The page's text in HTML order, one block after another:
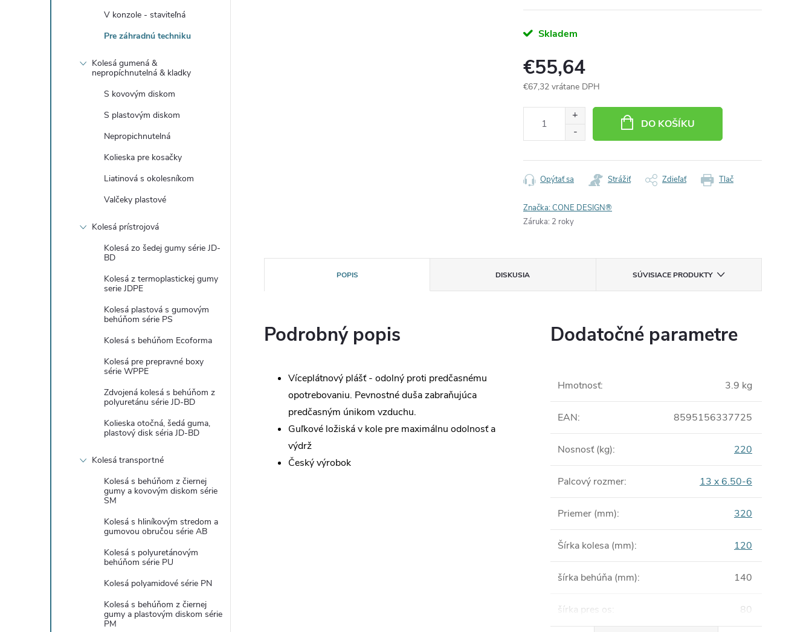
V konzole - staviteľná
Pre záhradnú techniku
Kolesá gumená &
nepropíchnutelná & kladky
S kovovým diskom
S plastovým diskom
Nepropichnutelná
Kolieska pre kosačky
Liatinová s okolesníkom
Valčeky plastové
Kolesá prístrojová
Kolesá zo šedej gumy série JD-
BD
Kolesá z termoplastickej gumy
serie JDPE
Kolesá plastová s gumovým
behúňom série PS
Kolesá s behúňom Ecoforma
Kolesá pre prepravné boxy
série WPPE
Zdvojená kolesá s behúňom z
polyuretánu série JD-BD
Kolieska otočná, šedá guma,
plastový disk séria JD-BD
Kolesá transportné
Kolesá s behúňom z čiernej
gumy a kovovým diskom série
SM
Kolesá s hliníkovým stredom a
gumovou obručou série AB
Kolesá s polyuretánovým
behúňom série PU
Kolesá polyamidové série PN
Kolesá s behúňom z čiernej
gumy a plastovým diskom série
PM
Skladem
€55,64
€67,32 vrátane DPH
DO KOŠÍKU
Tlač
Opýtať sa Strážiť Zdieľať
Značka:CONE DESIGN®
Záruka: 2 roky
POPIS DISKUSIA SÚVISIACE PRODUKTY
Podrobný popis
Víceplátnový plášť - odolný proti predčasnému
opotrebovaniu. Pevnostné duša zabraňujúca
predčasným únikom vzduchu.
Guľkové ložiská v kole pre maximálnu odolnosť a
výdrž
Český výrobok
Dodatočné parametre
Hmotnosť: 3.9 kg
EAN: 8595156337725
Nosnosť (kg): 220
Palcový rozmer: 13 x 6.50-6
Priemer (mm): 320
Šírka kolesa (mm): 120
šírka behúňa (mm): 140
šírka pres os: 80